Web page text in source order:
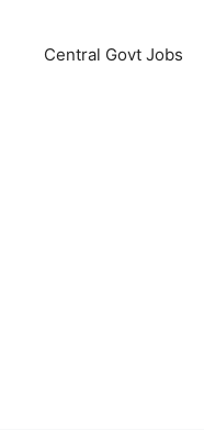
Central Govt Jobs